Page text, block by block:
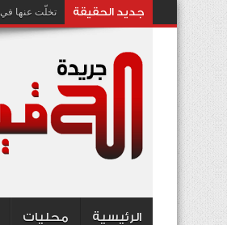
جديد الحقيقة تخلّت عنها في 2021.. ميتا تعيد إحياء تقنية تثير الجدل بشأن انتهاك الخصوصية
الرئيسية محليات